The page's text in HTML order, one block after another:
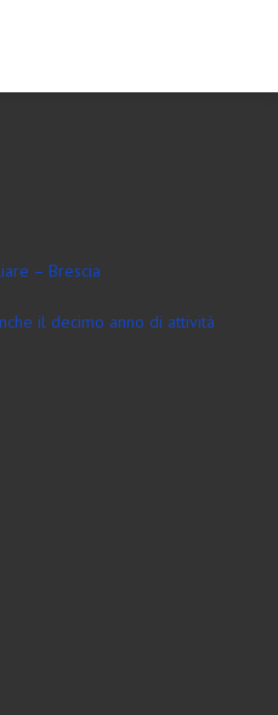
– Brescia
il decimo anno di attività